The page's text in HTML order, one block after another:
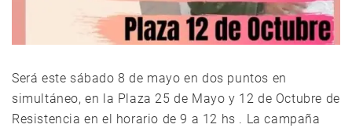
Será este sábado 8 de mayo en dos puntos en
simultáneo, en la Plaza 25 de Mayo y 12 de Octubre de
Resistencia en el horario de 9 a 12 hs . La campaña